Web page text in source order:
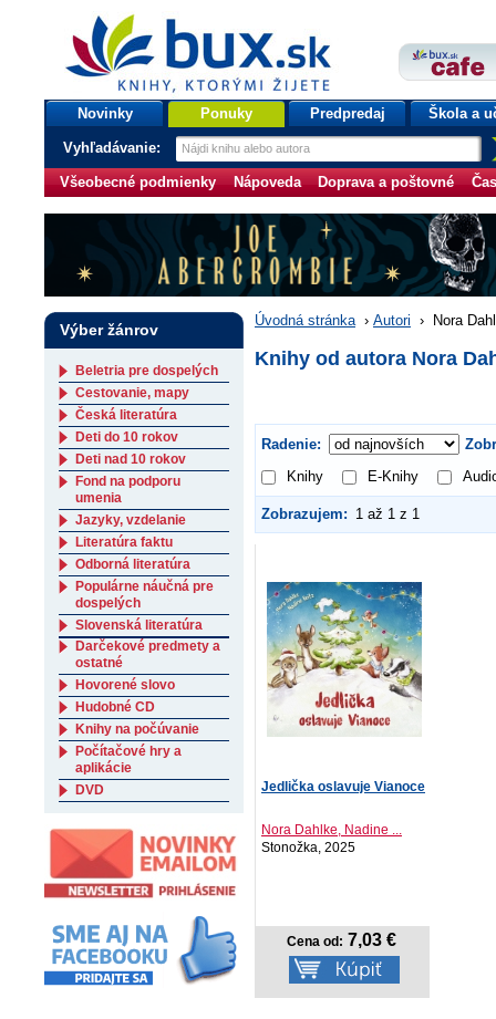
bux.sk
knihy, ktorými žijete
Úvodná stránka
Novinky Ponuky Predpredaj Škola a
Vyhľadávanie:
Všeobecné podmienky Nápoveda Doprava a poštovné
Úvodná stránka › Autori › Nora
Knihy od autora Nora
Radenie:
Knihy
E-Knihy
Zobrazujem: 1 až 1 z 1
Jedlička oslavuje Vianoce
Nora Dahlke, Nadine ...
Stonožka, 2025
Cena od: 7,03 €
Výber žánrov
Beletria pre dospelých
Cestovanie, mapy
Česká literatúra
Deti do 10 rokov
Deti nad 10 rokov
Fond na podporu
umenia
Jazyky, vzdelanie
Literatúra faktu
Odborná literatúra
Populárne náučná pre
dospelých
Slovenská literatúra
Darčekové predmety a
ostatné
Hovorené slovo
Hudobné CD
Knihy na počúvanie
Počítačové hry a
aplikácie
DVD